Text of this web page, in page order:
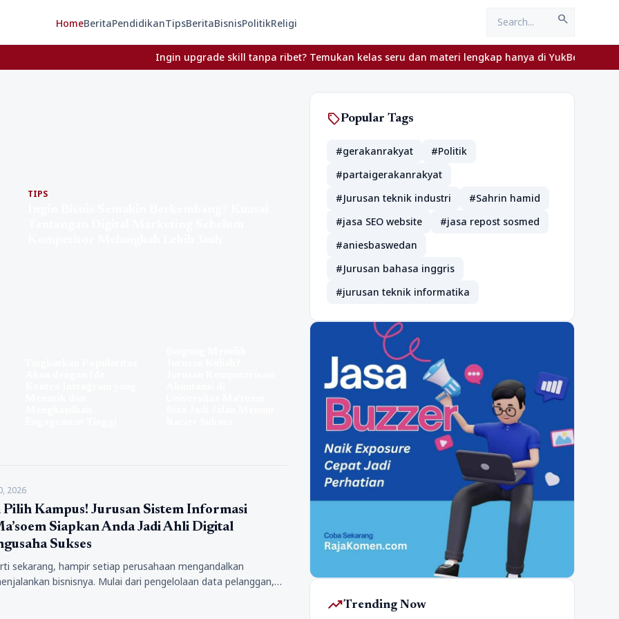
HomeBeritaPendidikanTipsBeritaBisnisPolitikReligi search
Ingin upgrade skill tanpa ribet? Temukan kelas seru dan materi lengkap hanya di YukBelajar.com. Mulai
TIPS
2026
Pilih Kampus! Jurusan Sistem Informasi
Siapkan Anda Jadi Ahli Digital
Sukses
sekarang, hampir setiap perusahaan mengandalkan
bisnisnya. Mulai dari pengelolaan data pelanggan,
hingga strategi pemasaran, semuanya membutuhkan…
sellPopular Tags
#gerakanrakyat
#Politik
#partaigerakanrakyat
#Jurusan teknik industri
#Sahrin hamid
#jasa SEO website
#jasa repost sosmed
#aniesbaswedan
#Jurusan bahasa inggris
#jurusan teknik informatika
trending_upTrending Now